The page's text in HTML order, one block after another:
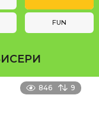
FUN
846 9